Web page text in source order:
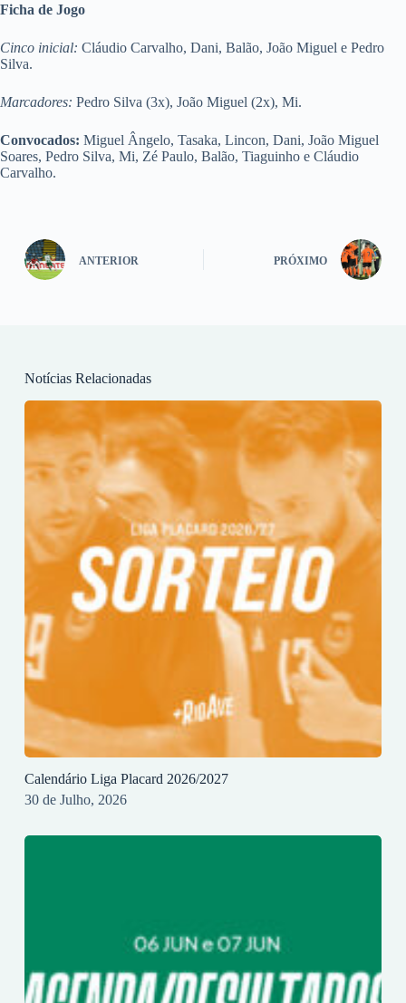
Ficha de Jogo
Cinco inicial: Cláudio Carvalho, Dani, Balão, João Miguel e Pedro
Silva.
Marcadores: Pedro Silva (3x), João Miguel (2x), Mi.
Convocados: Miguel Ângelo, Tasaka, Lincon, Dani, João Miguel
Soares, Pedro Silva, Mi, Zé Paulo, Balão, Tiaguinho e Cláudio
Carvalho.
ANTERIOR PRÓXIMO
Notícias Relacionadas
Calendário Liga Placard 2026/2027
30 de Julho, 2026